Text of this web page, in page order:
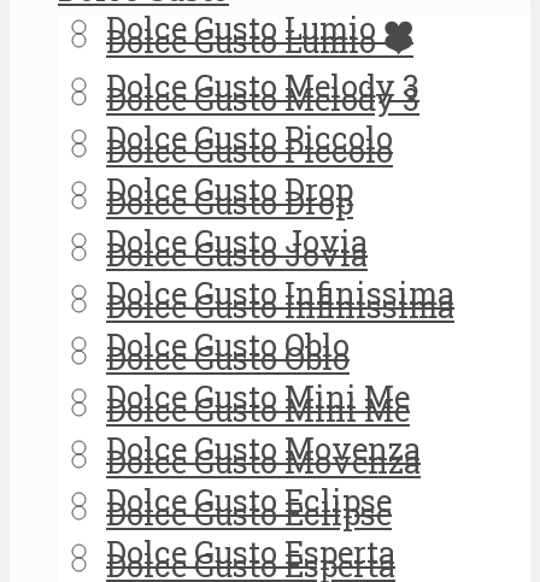
Dolce Gusto Lumio ❤️
Dolce Gusto Melody 3
Dolce Gusto Piccolo
Dolce Gusto Drop
Dolce Gusto Jovia
Dolce Gusto Infinissima
Dolce Gusto Oblo
Dolce Gusto Mini Me
Dolce Gusto Movenza
Dolce Gusto Eclipse
Dolce Gusto Esperta
Dolce Gusto Lumio ❤️
Dolce Gusto Melody 3
Dolce Gusto Piccolo
Dolce Gusto Drop
Dolce Gusto Jovia
Dolce Gusto Infinissima
Dolce Gusto Oblo
Dolce Gusto Mini Me
Dolce Gusto Movenza
Dolce Gusto Eclipse
Dolce Gusto Esperta